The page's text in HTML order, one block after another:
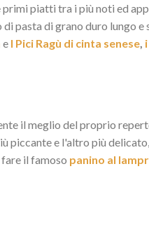
primi piatti tra i più noti ed
di pasta di grano duro lungo
e I Pici Ragù di cinta senese
il meglio del proprio
piccante e l'altro più
il famoso panino al